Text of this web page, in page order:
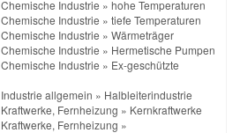
Chemische Industrie » hohe Temperaturen
Chemische Industrie » tiefe Temperaturen
Chemische Industrie » Wärmeträger
Chemische Industrie » Hermetische Pumpen
Chemische Industrie » Ex-geschützte
Industrie allgemein » Halbleiterindustrie
Kraftwerke, Fernheizung » Kernkraftwerke
Kraftwerke, Fernheizung »